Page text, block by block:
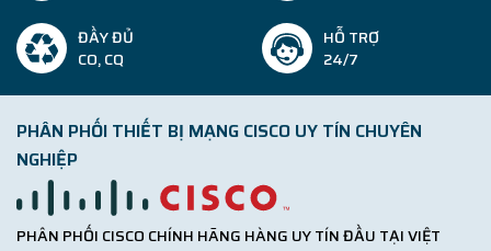
ĐẦY ĐỦ
CO, CQ
HỖ TRỢ
24/7
PHÂN PHỐI THIẾT BỊ MẠNG CISCO UY TÍN CHUYÊN
NGHIỆP
PHÂN PHỐI CISCO CHÍNH HÃNG HÀNG UY TÍN ĐẦU TẠI VIỆT